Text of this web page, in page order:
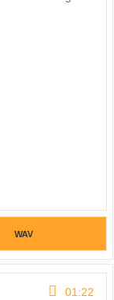
WAV
01:22